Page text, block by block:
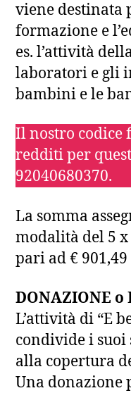
viene destinata
formazione e
es. l’attività
laboratori e gli
bambini e le
Il nostro codice
redditi per
92040680370.
La somma
modalità del 5 x
pari ad € 901,49
DONAZIONE o
L’attività di “E
condivide i suoi
alla copertura
Una donazione